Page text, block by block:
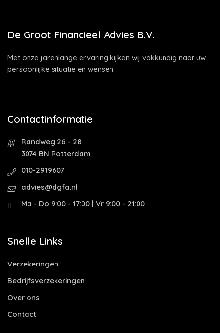
De Groot Financieel Advies B.V.
Met onze jarenlange ervaring kijken wij vakkundig naar uw
persoonlijke situatie en wensen.
Contactinformatie
Randweg 26 - 28
3074 BN Rotterdam
010-2919607
advies@dgfa.nl
Ma - Do 9:00 - 17:00 | Vr 9:00 - 21:00
Snelle Links
Verzekeringen
Bedrijfsverzekeringen
Over ons
Contact